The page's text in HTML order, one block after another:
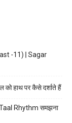
-11) | Sagar
हाथ पर कैसे दर्शाते हैं
Rhythm समझना